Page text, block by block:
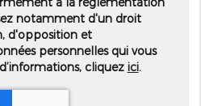
notamment d'un droit
d'opposition et
personnelles qui vous
cliquez ici.